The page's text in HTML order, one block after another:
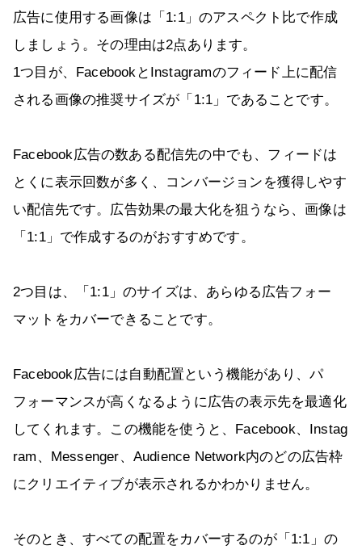
広告に使用する画像は「1:1」のアスペクト比で作成
しましょう。その理由は2点あります。
1つ目が、FacebookとInstagramのフィード上に配信
される画像の推奨サイズが「1:1」であることです。
Facebook広告の数ある配信先の中でも、フィードは
とくに表示回数が多く、コンバージョンを獲得しやす
い配信先です。広告効果の最大化を狙うなら、画像は
「1:1」で作成するのがおすすめです。
2つ目は、「1:1」のサイズは、あらゆる広告フォー
マットをカバーできることです。
Facebook広告には自動配置という機能があり、パ
フォーマンスが高くなるように広告の表示先を最適化
してくれます。この機能を使うと、Facebook、Instag
ram、Messenger、Audience Network内のどの広告枠
にクリエイティブが表示されるかわかりません。
そのとき、すべての配置をカバーするのが「1:1」の